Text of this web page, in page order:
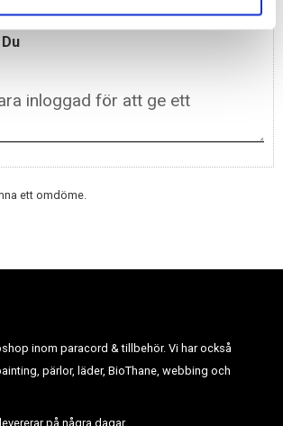
Du
ett omdöme.
inom paracord & tillbehör. Vi har också
pärlor, läder, BioThane, webbing och
på några dagar.